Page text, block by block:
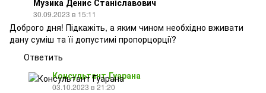
30.09.2023 в 15:11
Доброго дня! Підкажіть, а яким чином необхідно вживати
дану суміш та її допустимі пропорцорції?
Ответить
Консультант Гуарана
03.10.2023 в 21:20